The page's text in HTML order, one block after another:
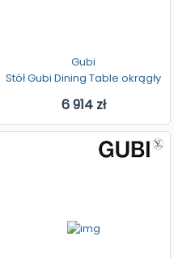
Gubi
Stół Gubi Dining Table okrągły
6 914 zł